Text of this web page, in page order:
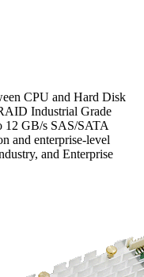
CPU and Hard Disk
Industrial Grade
12 GB/s SAS/SATA
and enterprise-level
and Enterprise